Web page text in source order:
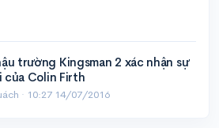
trường Kingsman 2 xác nhận sự
của Colin Firth
· 10:27 14/07/2016